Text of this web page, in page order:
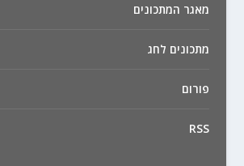
מאגר המתכונים
מתכונים לחג
פורום
RSS